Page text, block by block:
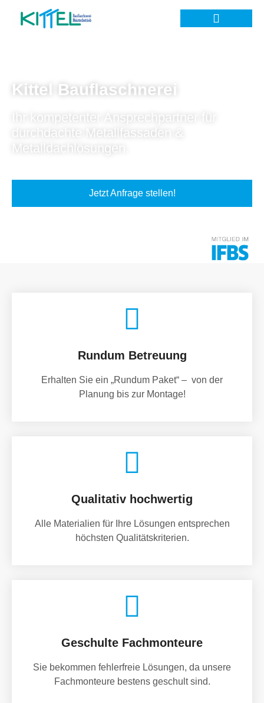
Kittel Bauflaschnerei
Ihr kompetenter Ansprechpartner für
durchdachte Metallfassaden &
Metalldachlösungen.
Jetzt Anfrage stellen!
Rundum Betreuung
Erhalten Sie ein „Rundum Paket“ – von der
Planung bis zur Montage!
Qualitativ hochwertig
Alle Materialien für Ihre Lösungen entsprechen
höchsten Qualitätskriterien.
Geschulte Fachmonteure
Sie bekommen fehlerfreie Lösungen, da unsere
Fachmonteure bestens geschult sind.